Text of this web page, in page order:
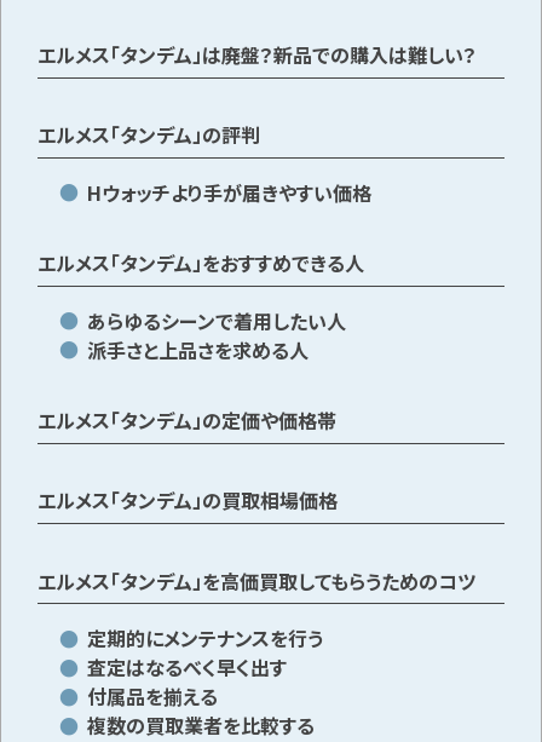
エルメス「タンデム」は廃盤？新品での購入は難しい？
エルメス「タンデム」の評判
Hウォッチより手が届きやすい価格
エルメス「タンデム」をおすすめできる人
あらゆるシーンで着用したい人
派手さと上品さを求める人
エルメス「タンデム」の定価や価格帯
エルメス「タンデム」の買取相場価格
エルメス「タンデム」を高価買取してもらうためのコツ
定期的にメンテナンスを行う
査定はなるべく早く出す
付属品を揃える
複数の買取業者を比較する